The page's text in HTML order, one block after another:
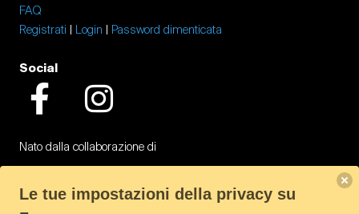
FAQ
Registrati
Login Password dimenticata
Social
FacebookInstagram
Nato dalla collaborazione di
Le tue impostazioni della privacy su